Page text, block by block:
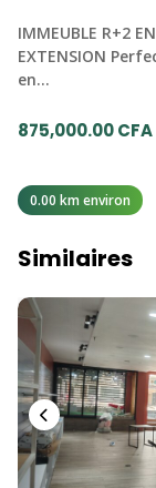
IMMEUBLE R+2
EXTENSION
en…
875,000.00 CFA
0.00 km environ
Similaires